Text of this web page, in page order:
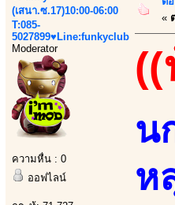
(เสนา.ซ.17)10:00-06:00
T:085-
5027899♥Line:funkyclub
Moderator
ความหื่น : 0
ออฟไลน์
«
น
ห